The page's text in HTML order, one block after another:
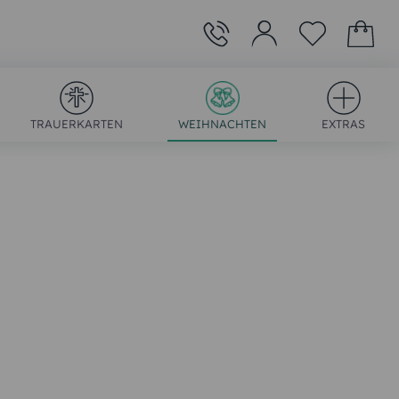
TRAUERKARTEN WEIHNACHTEN EXTRAS